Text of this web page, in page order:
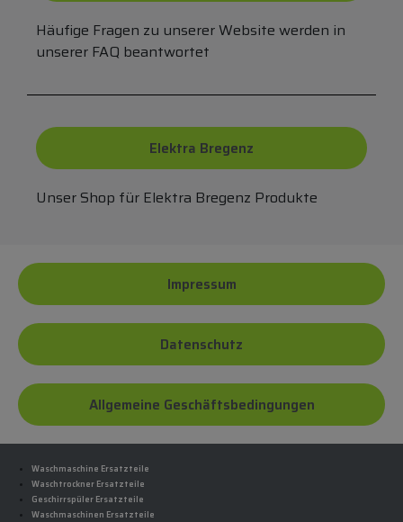
Häufige Fragen zu unserer Website werden in
unserer FAQ beantwortet
Elektra Bregenz
Unser Shop für Elektra Bregenz Produkte
Impressum
Datenschutz
Allgemeine Geschäftsbedingungen
Waschmaschine Ersatzteile
Waschtrockner Ersatzteile
Geschirrspüler Ersatzteile
Waschmaschinen Ersatzteile